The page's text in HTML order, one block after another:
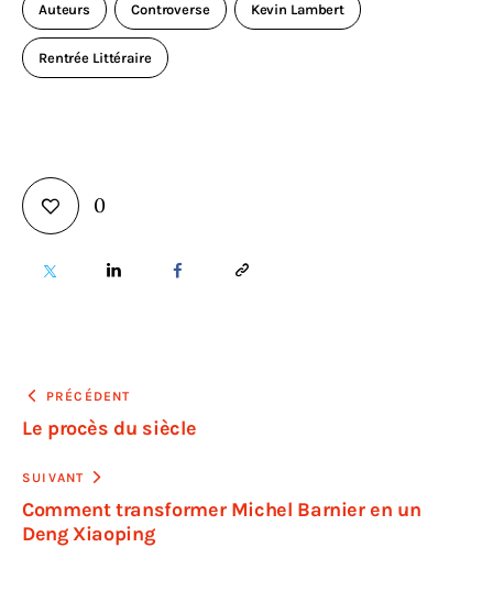
Auteurs Controverse Kevin Lambert
Rentrée Littéraire
0
PRÉCÉDENT
Le procès du siècle
SUIVANT
Comment transformer Michel Barnier en un
Deng Xiaoping